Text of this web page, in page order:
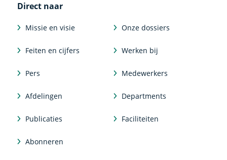
Direct naar
Missie en visie Onze dossiers
Feiten en cijfers Werken bij
Pers Medewerkers
Afdelingen Departments
Publicaties Faciliteiten
Abonneren